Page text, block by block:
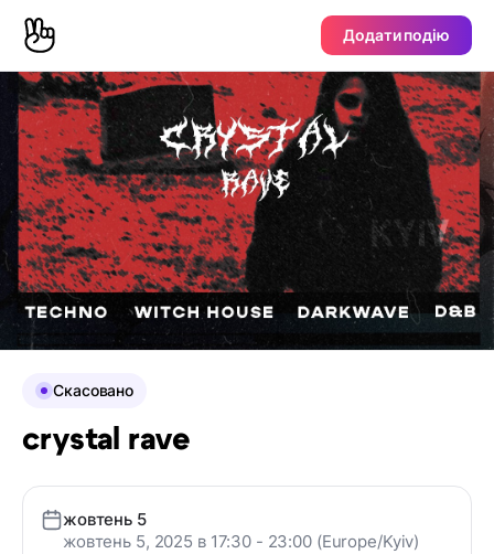
Додати подію
Скасовано
crystal rave
жовтень 5
жовтень 5, 2025 в 17:30 - 23:00 (Europe/Kyiv)